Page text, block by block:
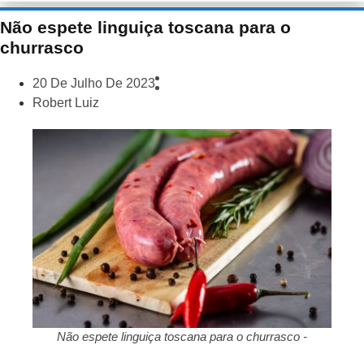
Não espete linguiça toscana para o
churrasco
20 De Julho De 2023
Robert Luiz
Não espete linguiça toscana para o churrasco -